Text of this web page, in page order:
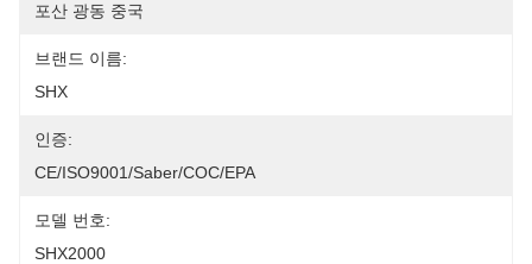
포산 광동 중국
브랜드 이름:
SHX
인증:
CE/ISO9001/Saber/COC/EPA
모델 번호:
SHX2000